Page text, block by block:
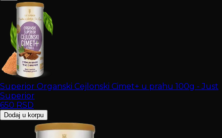
Superior Organski Cejlonski Cimet+ u prahu 100g - Just
Superior
650 RSD
Dodaj u korpu